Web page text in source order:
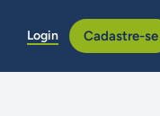
Login Cadastre-se